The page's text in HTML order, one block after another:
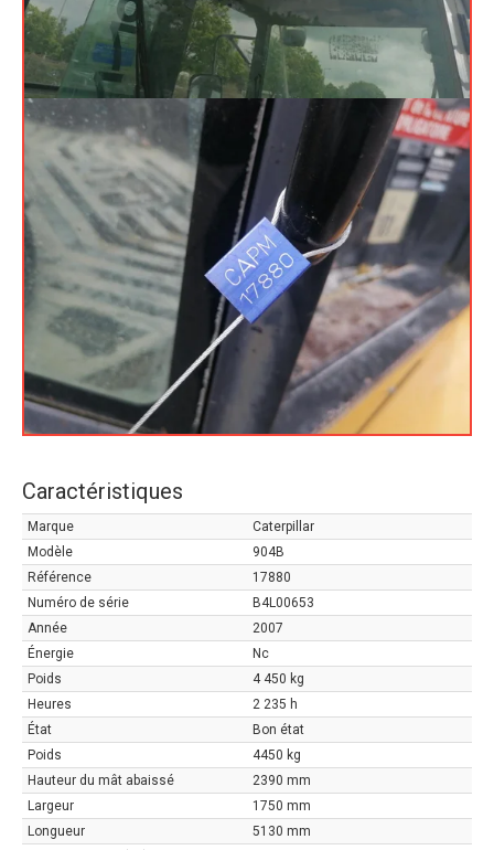
Caractéristiques
Marque
Caterpillar
Modèle
904B
Référence
17880
Numéro de série
B4L00653
Année
2007
Énergie
Nc
Poids
4 450 kg
Heures
2 235 h
État
Bon état
Poids
4450 kg
Hauteur du mât abaissé
2390 mm
Largeur
1750 mm
Longueur
5130 mm